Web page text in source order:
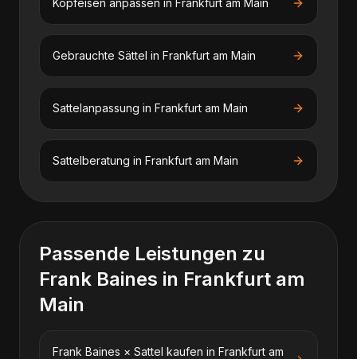
Kopfeisen anpassen in Frankfurt am Main
Gebrauchte Sättel in Frankfurt am Main
Sattelanpassung in Frankfurt am Main
Sattelberatung in Frankfurt am Main
Passende Leistungen zu
Frank Baines in Frankfurt am
Main
Frank Baines × Sattel kaufen in Frankfurt am